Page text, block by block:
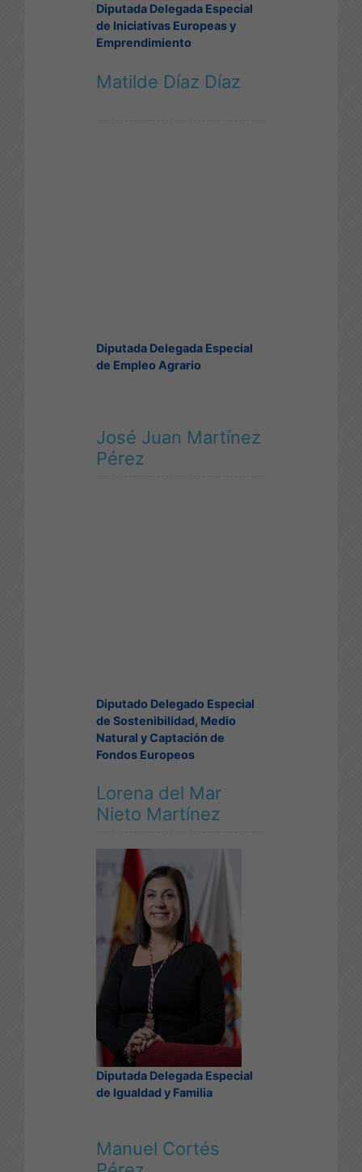
Diputada Delegada Especial
de Iniciativas Europeas y
Emprendimiento
Matilde Díaz Díaz
Diputada Delegada Especial
de Empleo Agrario
José Juan Martínez
Pérez
Diputado Delegado Especial
de Sostenibilidad, Medio
Natural y Captación de
Fondos Europeos
Lorena del Mar
Nieto Martínez
Diputada Delegada Especial
de Igualdad y Familia
Manuel Cortés